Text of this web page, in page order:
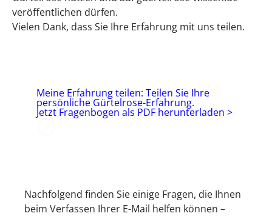
veröffentlichen dürfen.
Vielen Dank, dass Sie Ihre Erfahrung mit uns teilen.
Meine Erfahrung teilen: Teilen Sie Ihre
persönliche Gürtelrose-Erfahrung.
Jetzt Fragenbogen als PDF herunterladen >
Nachfolgend finden Sie einige Fragen, die Ihnen
beim Verfassen Ihrer E-Mail helfen können –